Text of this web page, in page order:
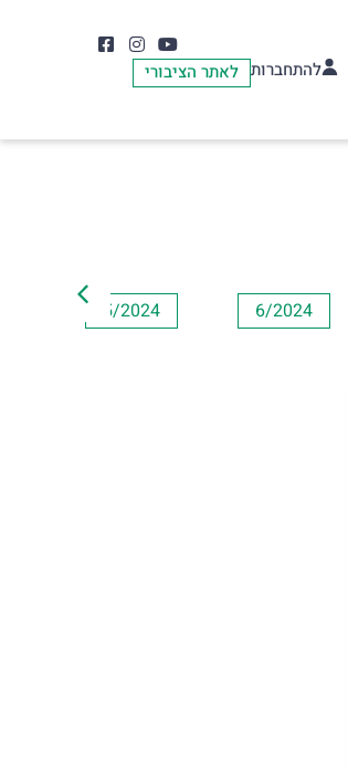
להתחברות לאתר הציבורי
6/2024
5/2024